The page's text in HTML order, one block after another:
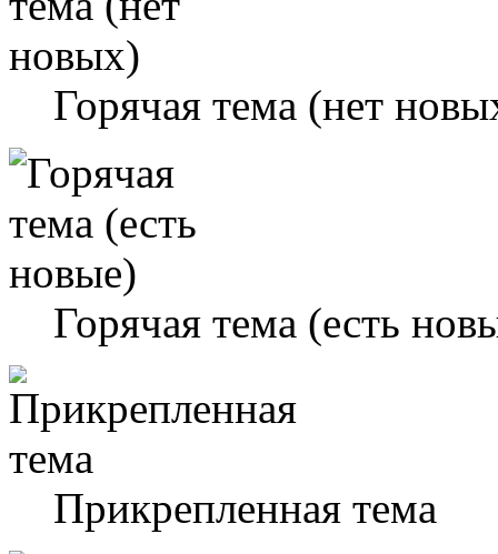
Горячая тема (нет
Горячая тема (есть
Прикрепленная тема